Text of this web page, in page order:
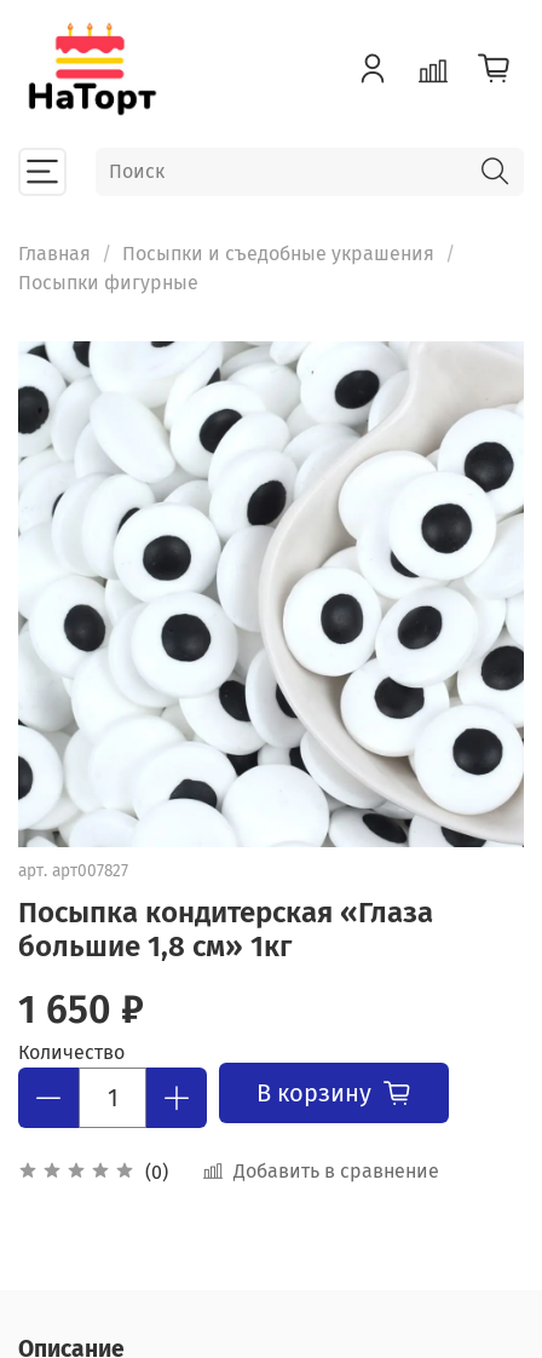
Главная
Посыпки и съедобные украшения
Посыпки фигурные
арт. арт007827
Посыпка кондитерская «Глаза
большие 1,8 см» 1кг
(0) Добавить в сравнение
1 650 ₽
Количество
В корзину
Описание